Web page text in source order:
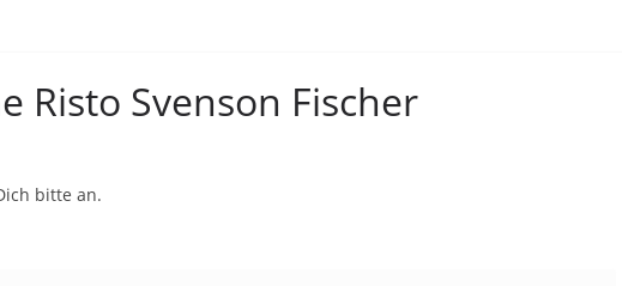
Risto Svenson Fischer
bitte an.